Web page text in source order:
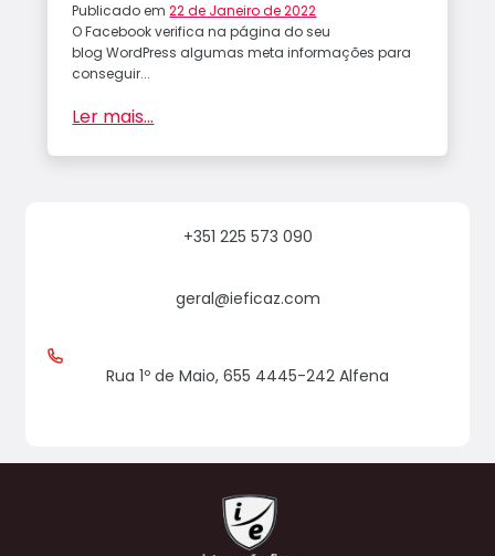
Publicado em22 de Janeiro de 2022
O Facebook verifica na página do seu
blog WordPress algumas meta informações para
conseguir...
Ler mais...
+351 225 573 090
geral@ieficaz.com
Rua 1º de Maio, 655 4445-242 Alfena